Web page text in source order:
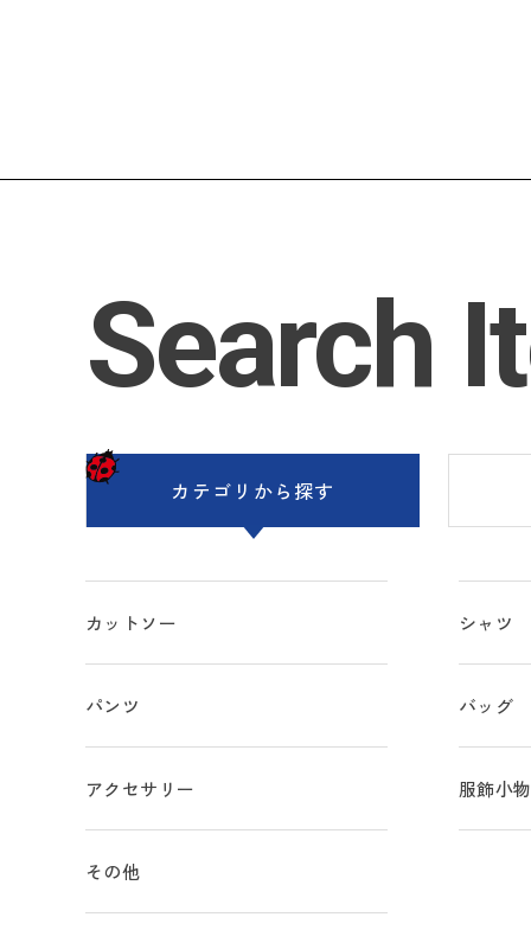
Search
カテゴリ から探す
カットソー シャツ
パンツ バッグ
アクセサリー 服飾小物
その他